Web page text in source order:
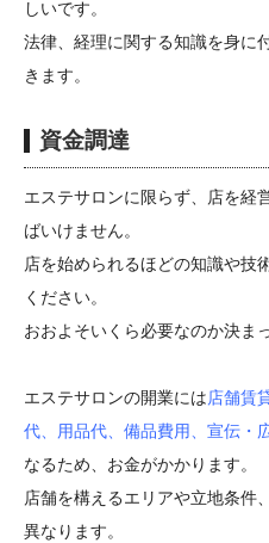
しいです。
法律、経理に関する知識を身に
きます。
資金調達
エステサロンに限らず、店を経
ばいけません。
店を始められるほどの知識や技
ください。
おおよそいくら必要なのか決ま
エステサロンの開業には店舗賃
代、用品代、備品費用、宣伝・
なるため、お金がかかります。
店舗を構えるエリアや立地条件
異なります。